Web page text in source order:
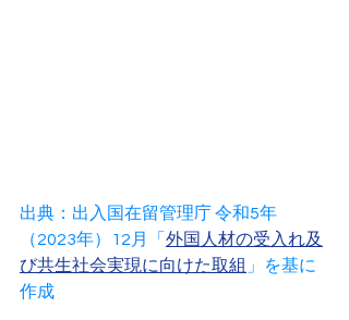
出典：出入国在留管理庁 令和5年
（2023年）12月「 外国人材の受入れ及
び共生社会実現に向けた取組 」を基に
作成